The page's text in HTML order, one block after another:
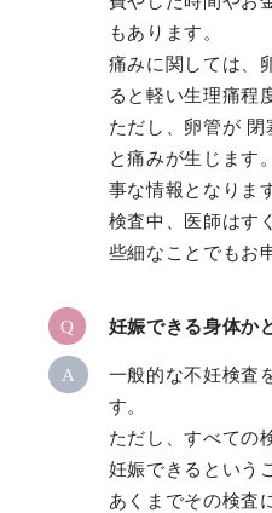
もあります。
痛みに関しては、
ると軽い生理痛程
ただし、卵管が
と痛みが生じます
事な情報となりま
検査中、医師はす
些細なことでもお
Q 妊娠できる身体か
A
一般的な不妊検査
す。
ただし、すべての
妊娠できるという
あくまでその検査